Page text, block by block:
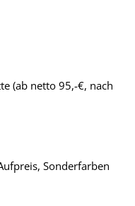
(ab netto 95,-€, nach
Sonderfarben